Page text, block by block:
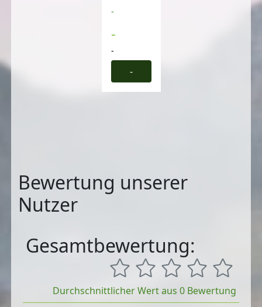
-
-
-
-
Bewertung unserer
Nutzer
Gesamtbewertung:
Durchschnittlicher Wert aus 0 Bewertung